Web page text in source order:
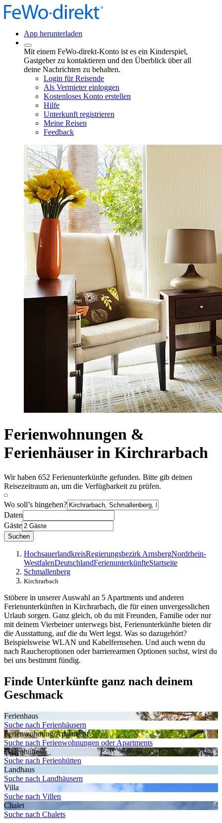
App herunterladen
Mit einem FeWo-direkt-Konto ist es ein Kinderspiel,
Gastgeber zu kontaktieren und den Überblick über all
deine Nachrichten zu behalten.
Login für Reisende
Als Vermieter einloggen
Kostenloses Konto erstellen
Hilfe
Unterkunft registrieren
Meine Reisen
Feedback
Ferienwohnungen &
Ferienhäuser in Kirchrarbach
Wir haben 652 Ferienunterkünfte gefunden. Bitte gib deinen
Reisezeitraum an, um die Verfügbarkeit zu prüfen.
Wo soll’s hingehen?
Daten
Gäste
Suchen
HochsauerlandkreisRegierungsbezirk ArnsbergNordrhein-
WestfalenDeutschlandFerienunterkünfteStartseite
Schmallenberg
Kirchrarbach
Stöbere in unserer Auswahl an 5 Apartments und anderen
Ferienunterkünften in Kirchrarbach, die für einen unvergesslichen
Urlaub sorgen. Ganz gleich, ob du mit Freunden, Familie oder nur
mit deinem Vierbeiner unterwegs bist, Ferienunterkünfte bieten dir
die Ausstattung, auf die du Wert legst. Was so dazugehört?
Beispielsweise WLAN und Kabelfernsehen. Und auch wenn du
nach Raucheroptionen oder barrierearmen Optionen suchst, wirst du
bei uns bestimmt fündig.
Finde Unterkünfte ganz nach deinem
Geschmack
Ferienhaus
Suche nach Ferienhäusern
Ferienwohnung/Apartment
Suche nach Ferienwohnungen oder Apartments
Ferienhütte
Suche nach Ferienhütten
Landhaus
Suche nach Landhäusern
Villa
Suche nach Villen
Chalet
Suche nach Chalets